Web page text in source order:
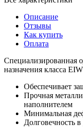
Описание
Отзывы
Как купить
Оплата
Специализированная
назначения класса
Обеспечивает
Прочная
наполнителем
Минимальная
Долговечность